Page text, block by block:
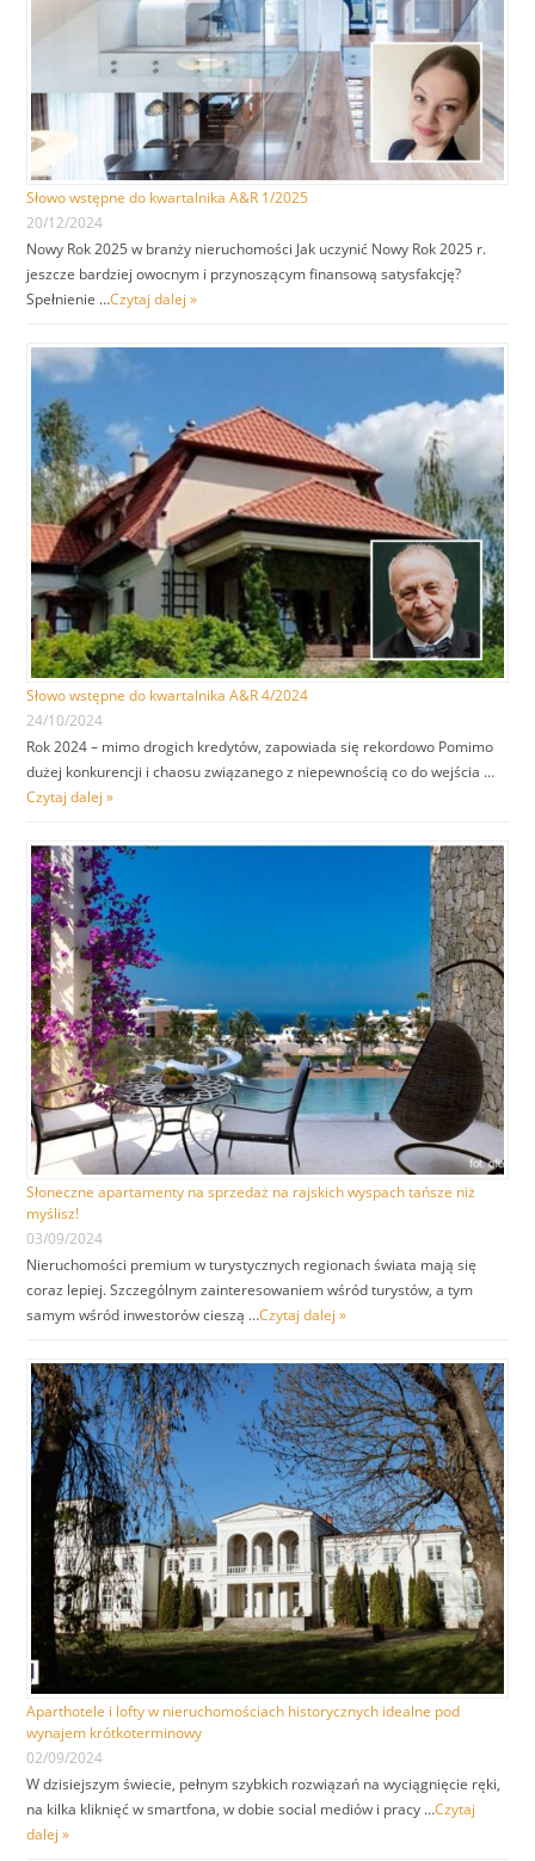
Słowo wstępne do kwartalnika A&R 1/2025
20/12/2024
Nowy Rok 2025 w branży nieruchomości Jak uczynić Nowy Rok 2025 r.
jeszcze bardziej owocnym i przynoszącym finansową satysfakcję?
Spełnienie …Czytaj dalej »
Słowo wstępne do kwartalnika A&R 4/2024
24/10/2024
Rok 2024 – mimo drogich kredytów, zapowiada się rekordowo Pomimo
dużej konkurencji i chaosu związanego z niepewnością co do wejścia …
Czytaj dalej »
Słoneczne apartamenty na sprzedaż na rajskich wyspach tańsze niż
myślisz!
03/09/2024
Nieruchomości premium w turystycznych regionach świata mają się
coraz lepiej. Szczególnym zainteresowaniem wśród turystów, a tym
samym wśród inwestorów cieszą …Czytaj dalej »
Aparthotele i lofty w nieruchomościach historycznych idealne pod
wynajem krótkoterminowy
02/09/2024
W dzisiejszym świecie, pełnym szybkich rozwiązań na wyciągnięcie ręki,
na kilka kliknięć w smartfona, w dobie social mediów i pracy …Czytaj
dalej »